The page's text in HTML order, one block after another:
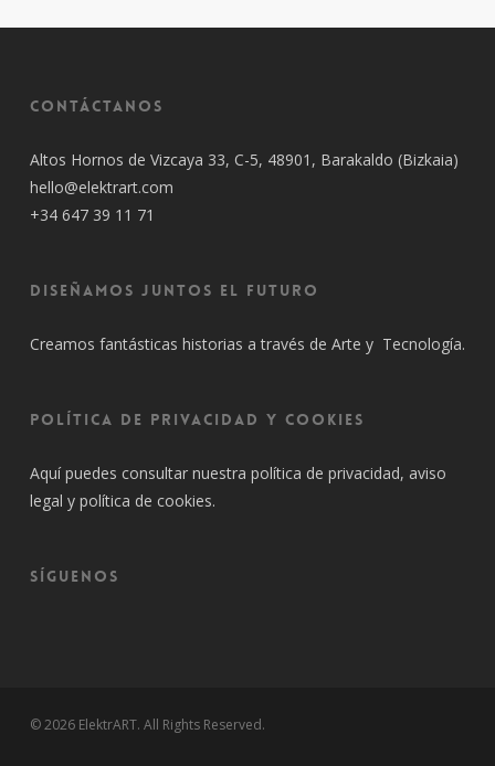
Contáctanos
Altos Hornos de Vizcaya 33, C-5, 48901, Barakaldo (Bizkaia)
hello@elektrart.com
+34 647 39 11 71
Diseñamos juntos el futuro
Creamos fantásticas historias a través de Arte y Tecnología.
Política de privacidad y cookies
Aquí puedes consultar nuestra política de privacidad, aviso
legal y política de cookies.
SÍGUENOS
© 2026 ElektrART. All Rights Reserved.